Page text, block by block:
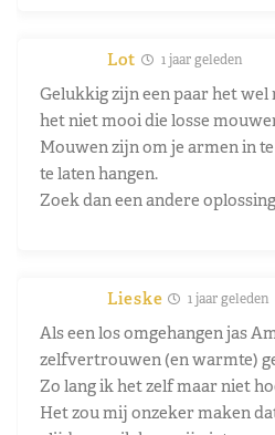
Lot 1 jaar geleden
Gelukkig zijn een paar het wel
het niet mooi die losse
Mouwen zijn om je armen in
te laten hangen.
Zoek dan een andere
Lieske 1 jaar geleden
Als een los omgehangen jas
zelfvertrouwen (en warmte)
Zo lang ik het zelf maar niet
Het zou mij onzeker maken